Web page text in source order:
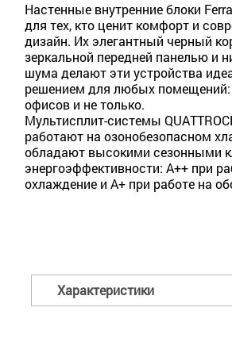
Настенные внутренние блоки
для тех, кто ценит комфорт и
дизайн. Их элегантный черный
зеркальной передней панелью и
шума делают эти устройства
решением для любых помещений:
офисов и не только.
Мультисплит-системы
работают на озонобезопасном
обладают высокими сезонными
энергоэффективности: А++ при
охлаждение и А+ при работе на
Характеристики